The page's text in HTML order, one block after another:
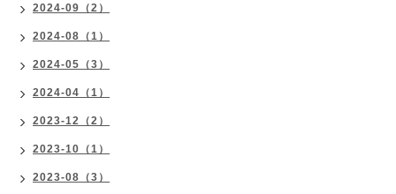
2024-09（2）
2024-08（1）
2024-05（3）
2024-04（1）
2023-12（2）
2023-10（1）
2023-08（3）